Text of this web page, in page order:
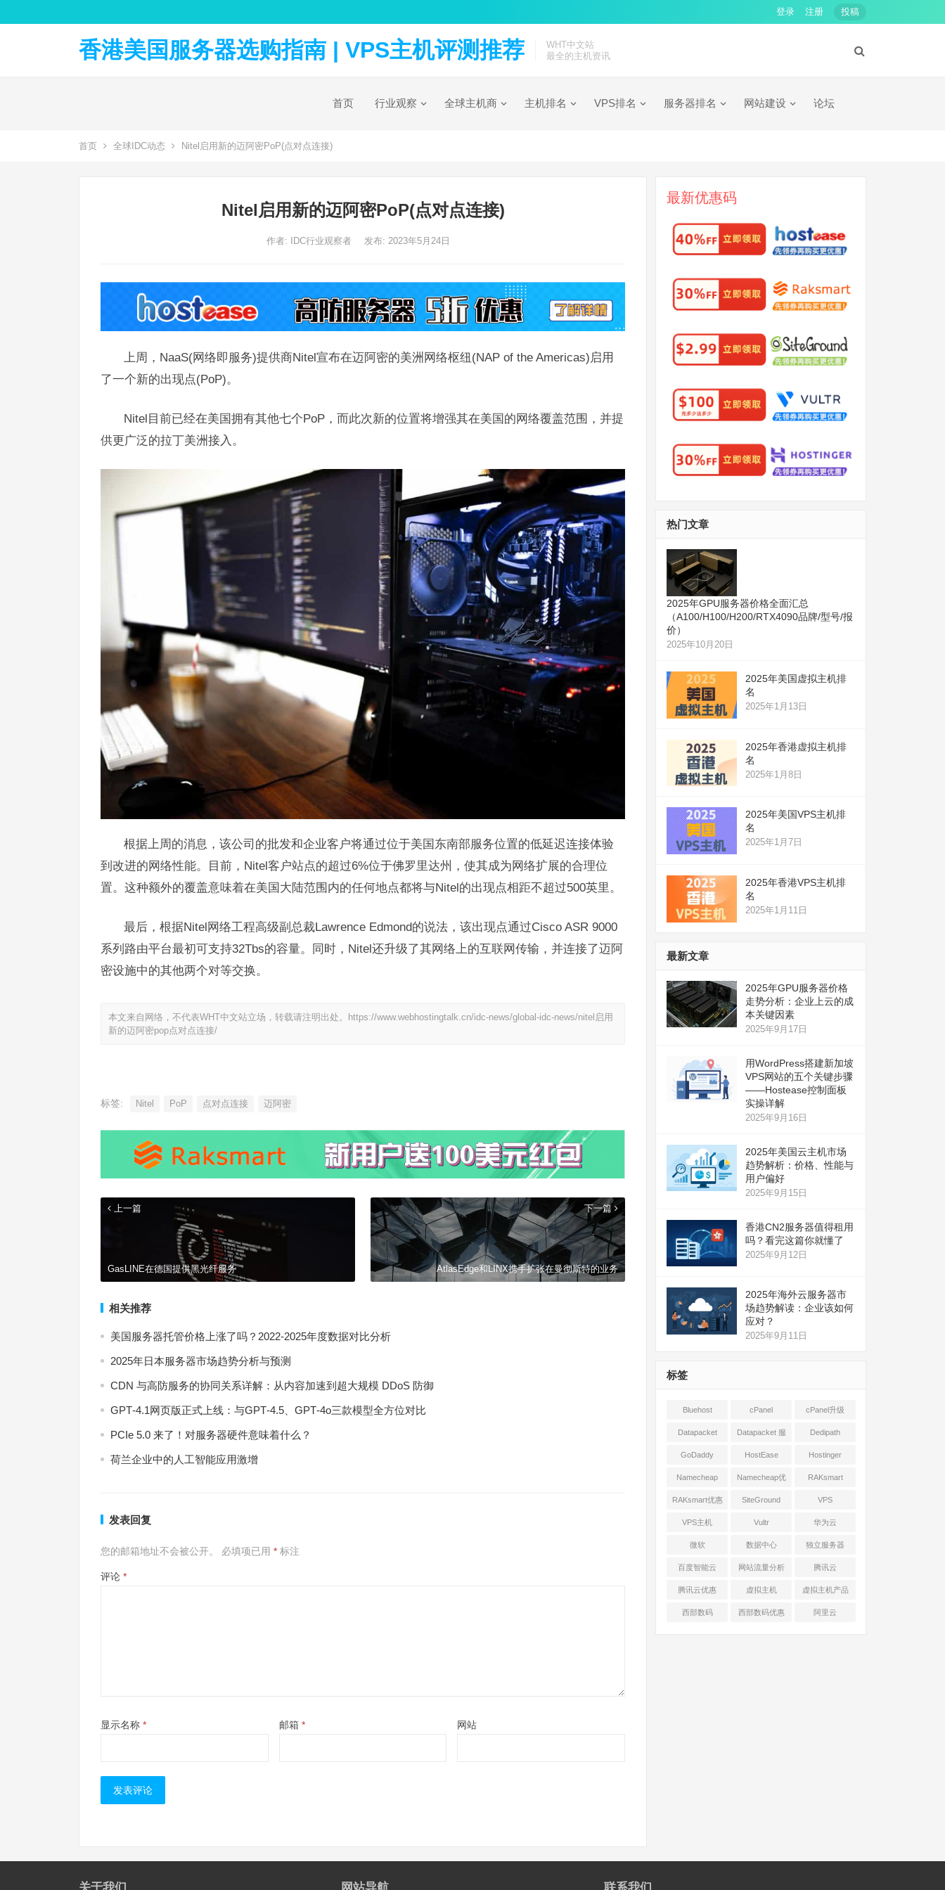
登录 注册 投稿
香港美国服务器选购指南 | VPS主机评测推荐
WHT中文站
最全的主机资讯
首页 行业观察 全球主机商 主机排名 VPS排名 服务器排名 网站建设 论坛
首页 全球IDC动态 Nitel启用新的迈阿密PoP(点对点连接)
Nitel启用新的迈阿密PoP(点对点连接)
作者: IDC行业观察者 发布: 2023年5月24日
上周，NaaS(网络即服务)提供商Nitel宣布在迈阿密的美洲网络枢纽(NAP of the Americas)启用
了一个新的出现点(PoP)。
Nitel目前已经在美国拥有其他七个PoP，而此次新的位置将增强其在美国的网络覆盖范围，并提
供更广泛的拉丁美洲接入。
根据上周的消息，该公司的批发和企业客户将通过位于美国东南部服务位置的低延迟连接体验
到改进的网络性能。目前，Nitel客户站点的超过6%位于佛罗里达州，使其成为网络扩展的合理位
置。这种额外的覆盖意味着在美国大陆范围内的任何地点都将与Nitel的出现点相距不超过500英里。
最后，根据Nitel网络工程高级副总裁Lawrence Edmond的说法，该出现点通过Cisco ASR 9000
系列路由平台最初可支持32Tbs的容量。同时，Nitel还升级了其网络上的互联网传输，并连接了迈阿
密设施中的其他两个对等交换。
本文来自网络，不代表WHT中文站立场，转载请注明出处。 https://www.webhostingtalk.cn/idc-news/global-idc-news/nitel启用
新的迈阿密pop点对点连接/
标签: Nitel PoP 点对点连接 迈阿密
上一篇
GasLINE在德国提供黑光纤服务
下一篇
AtlasEdge和LINX携手扩张在曼彻斯特的业务
相关推荐
美国服务器托管价格上涨了吗？2022-2025年度数据对比分析
2025年日本服务器市场趋势分析与预测
CDN 与高防服务的协同关系详解：从内容加速到超大规模 DDoS 防御
GPT‑4.1网页版正式上线：与GPT‑4.5、GPT‑4o三款模型全方位对比
PCIe 5.0 来了！对服务器硬件意味着什么？
荷兰企业中的人工智能应用激增
发表回复
您的邮箱地址不会被公开。 必填项已用 * 标注
评论 *
显示名称 * 邮箱 * 网站
最新优惠码
热门文章
2025年GPU服务器价格全面汇总
（A100/H100/H200/RTX4090品牌/型号/报
价）
2025年10月20日
2025年美国虚拟主机排
名
2025年1月13日
2025年香港虚拟主机排
名
2025年1月8日
2025年美国VPS主机排
名
2025年1月7日
2025年香港VPS主机排
名
2025年1月11日
最新文章
2025年GPU服务器价格
走势分析：企业上云的成
本关键因素
2025年9月17日
用WordPress搭建新加坡
VPS网站的五个关键步骤
——Hostease控制面板
实操详解
2025年9月16日
2025年美国云主机市场
趋势解析：价格、性能与
用户偏好
2025年9月15日
香港CN2服务器值得租用
吗？看完这篇你就懂了
2025年9月12日
2025年海外云服务器市
场趋势解读：企业该如何
应对？
2025年9月11日
标签
Bluehost cPanel cPanel升级
Datapacket Datapacket 服
务器
Dedipath
GoDaddy HostEase Hostinger
Namecheap Namecheap优
惠
RAKsmart
RAKsmart优惠 SiteGround VPS
VPS主机 Vultr 华为云
微软 数据中心 独立服务器
百度智能云 网站流量分析 腾讯云
腾讯云优惠 虚拟主机 虚拟主机产品
对比
西部数码 西部数码优惠 阿里云